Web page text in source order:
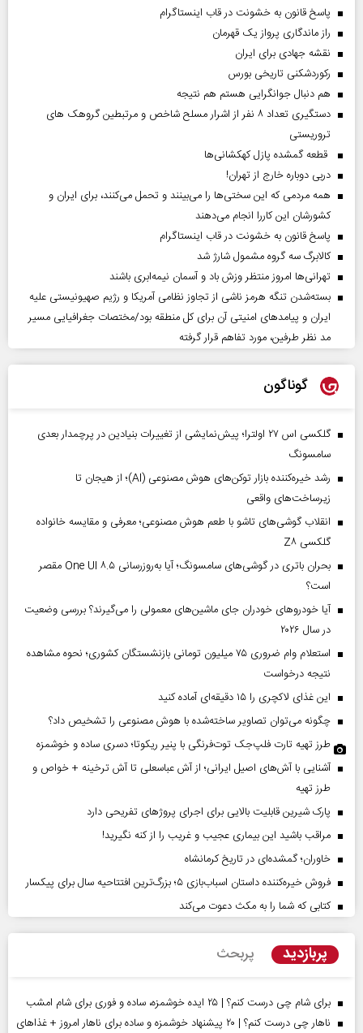
پاسخ قانون به خشونت در قاب اینستاگرام
راز ماندگاری پرواز یک قهرمان
نقشه جهادی برای ایران
رکوردشکنی تاریخی بورس
هم دنبال جوانگرایی هستم هم نتیجه
دستگیری تعداد ۸ نفر از اشرار مسلح شاخص و مرتبطین گروهک های
تروریستی
قطعه گمشده پازل کهکشانی‌ها
دربی دوباره خارج از تهران!
همه مردمی که این سختی‌ها را می‌بینند و تحمل می‌کنند، برای ایران و
کشورشان این کاررا انجام می‌دهند
پاسخ قانون به خشونت در قاب اینستاگرام
کالابرگ سه گروه مشمول شارژ شد
تهرانی‌ها امروز منتظر وزش باد و آسمان نیمه‌ابری باشند
بسته‌شدن تنگه هرمز ناشی از تجاوز نظامی آمریکا و رژیم صهیونیستی علیه
ایران و پیامد‌های امنیتی آن برای کل منطقه بود/مختصات جغرافیایی مسیر
مد نظر طرفین، مورد تفاهم قرار گرفته
گوناگون
گلکسی اس ۲۷ اولترا؛ پیش‌نمایشی از تغییرات بنیادین در پرچمدار بعدی
سامسونگ
رشد خیره‌کننده بازار توکن‌های هوش مصنوعی (AI)؛ از هیجان تا
زیرساخت‌های واقعی
انقلاب گوشی‌های تاشو‌ با طعم هوش مصنوعی؛ معرفی و مقایسه خانواده
گلکسی Z۸
بحران باتری در گوشی‌های سامسونگ؛ آیا به‌روزرسانی One UI ۸.۵ مقصر
است؟
آیا خودروهای خودران جای ماشین‌های معمولی را می‌گیرند؟ بررسی وضعیت
در سال ۲۰۲۶
استعلام وام ضروری ۷۵ میلیون تومانی بازنشستگان کشوری؛ نحوه مشاهده
نتیجه درخواست
این غذای لاکچری را ۱۵ دقیقه‌ای آماده کنید
چگونه می‌توان تصاویر ساخته‌شده با هوش مصنوعی را تشخیص داد؟
طرز تهیه تارت فلپ‌جک توت‌فرنگی با پنیر ریکوتا؛ دسری ساده و خوشمزه
آشنایی با آش‌های اصیل ایرانی؛ از آش عباسعلی تا آش ترخینه + خواص و
طرز تهیه
پارک شیرین قابلیت‌ بالایی برای اجرای پروژهای تفریحی دارد
مراقب باشید این بیماری عجیب و غریب را از کنه نگیرید!
خاوران؛ گمشده‌ای در تاریخ کرمانشاه
فروش خیره‌کننده داستان اسباب‌بازی ۵؛ بزرگ‌ترین افتتاحیه سال برای پیکسار
کتابی که شما را به مکث دعوت می‌کند
پربازدید پربحث
برای شام چی درست کنم؟ | ۲۵ ایده خوشمزه، ساده و فوری برای شام امشب
ناهار چی درست کنم؟ | ۲۰ پیشنهاد خوشمزه و ساده برای ناهار امروز + غذاهای